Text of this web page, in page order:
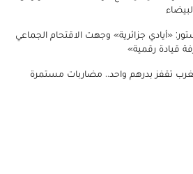
«أيادي جزائرية» وجهت الاقتحام الجماعي
قيادة رقمية»
تقفز بدرهم واحد.. مضاربات مستمرة